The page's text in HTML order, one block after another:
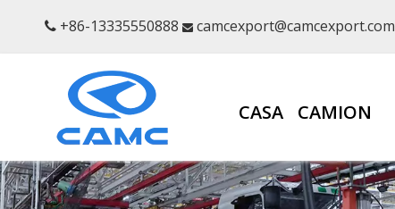
 +86-13335550888  camcexport@camcexport.com
CASA CAMION